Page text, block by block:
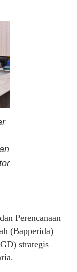
Perencanaan
(Bapperida)
strategis